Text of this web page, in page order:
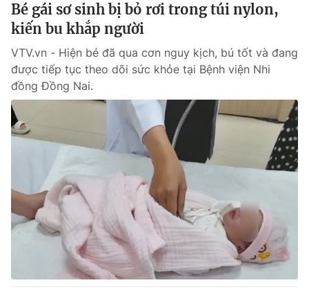
® Cấm sao chép dưới mọi hình thức nếu không có sự chấp
thuận bằng văn bản. Ghi rõ nguồn VTV.vn khi phát hành lại
thông tin từ website này.
Bé gái sơ sinh bị bỏ rơi trong túi nylon,
kiến bu khắp người
VTV.vn - Hiện bé đã qua cơn nguy kịch, bú tốt và đang
được tiếp tục theo dõi sức khỏe tại Bệnh viện Nhi
đồng Đồng Nai.